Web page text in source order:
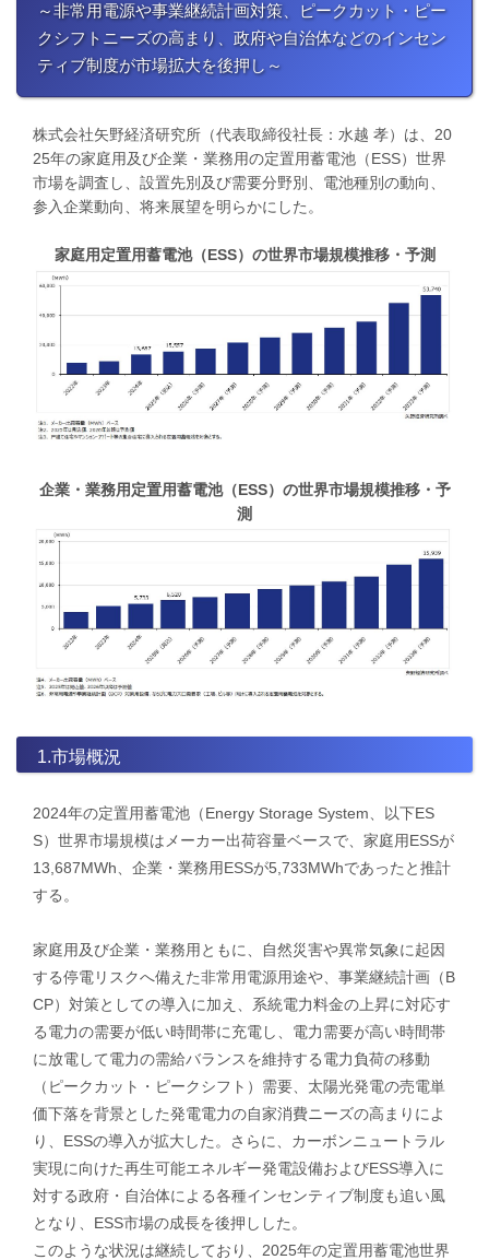
​～非常用電源や事業継続計画対策、ピークカット・ピー
クシフトニーズの高まり、政府や自治体などのインセン
ティブ制度が市場拡大を後押し～
株式会社矢野経済研究所（代表取締役社長：水越 孝）は、20
25年の家庭用及び企業・業務用の定置用蓄電池（ESS）世界
市場を調査し、設置先別及び需要分野別、電池種別の動向、
参入企業動向、将来展望を明らかにした。
家庭用定置用蓄電池（ESS）の世界市場規模推移・予測
企業・業務用定置用蓄電池（ESS）の世界市場規模推移・予
測
1.市場概況
2024年の定置用蓄電池（Energy Storage System、以下ES
S）世界市場規模はメーカー出荷容量ベースで、家庭用ESSが
13,687MWh、企業・業務用ESSが5,733MWhであったと推計
する。
家庭用及び企業・業務用ともに、自然災害や異常気象に起因
する停電リスクへ備えた非常用電源用途や、事業継続計画（B
CP）対策としての導入に加え、系統電力料金の上昇に対応す
る電力の需要が低い時間帯に充電し、電力需要が高い時間帯
に放電して電力の需給バランスを維持する電力負荷の移動
（ピークカット・ピークシフト）需要、太陽光発電の売電単
価下落を背景とした発電電力の自家消費ニーズの高まりによ
り、ESSの導入が拡大した。さらに、カーボンニュートラル
実現に向けた再生可能エネルギー発電設備およびESS導入に
対する政府・自治体による各種インセンティブ制度も追い風
となり、ESS市場の成長を後押しした。
このような状況は継続しており、2025年の定置用蓄電池世界